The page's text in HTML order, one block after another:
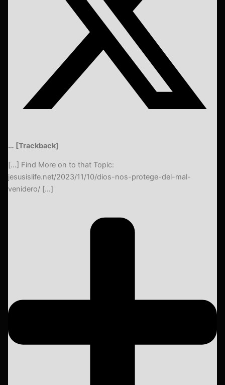
… [Trackback]
[…] Find More on to that Topic:
jesusislife.net/2023/11/10/dios-nos-protege-del-mal-
venidero/ […]